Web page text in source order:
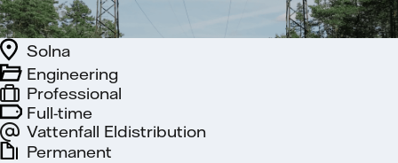
Full-time
Vattenfall Eldistribution
Engineering
Solna
Professional
Permanent